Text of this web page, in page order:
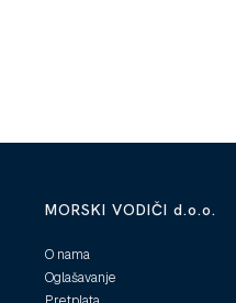
MORSKI VODIČI d.o.o.
O nama
Oglašavanje